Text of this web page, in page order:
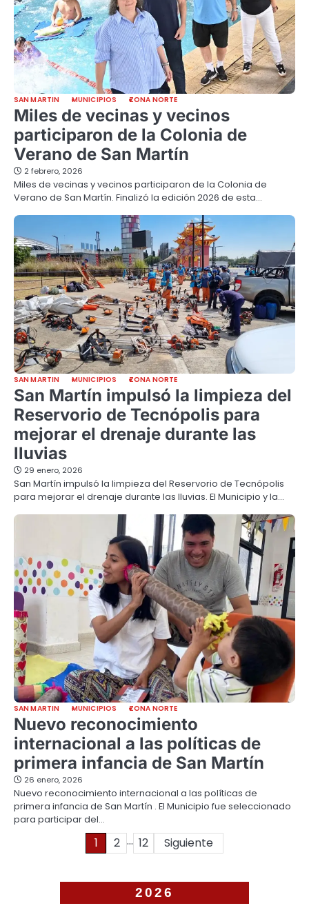
SAN MARTIN MUNICIPIOS ZONA NORTE
Miles de vecinas y vecinos
participaron de la Colonia de
Verano de San Martín
2 febrero, 2026
Miles de vecinas y vecinos participaron de la Colonia de
Verano de San Martín. Finalizó la edición 2026 de esta…
SAN MARTIN MUNICIPIOS ZONA NORTE
San Martín impulsó la limpieza del
Reservorio de Tecnópolis para
mejorar el drenaje durante las
lluvias
29 enero, 2026
San Martín impulsó la limpieza del Reservorio de Tecnópolis
para mejorar el drenaje durante las lluvias. El Municipio y la…
SAN MARTIN MUNICIPIOS ZONA NORTE
Nuevo reconocimiento
internacional a las políticas de
primera infancia de San Martín
26 enero, 2026
Nuevo reconocimiento internacional a las políticas de
primera infancia de San Martín . El Municipio fue seleccionado
para participar del…
Paginación1 2 … 12 Siguiente
2026